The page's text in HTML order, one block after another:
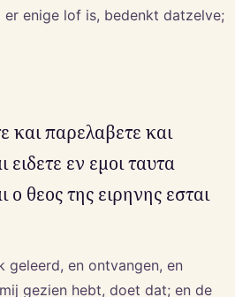
er enige lof is, bedenkt datzelve;
και παρελαβετε και
ειδετε εν εμοι ταυτα
ο θεος της ειρηνης εσται
geleerd, en ontvangen, en
gezien hebt, doet dat; en de